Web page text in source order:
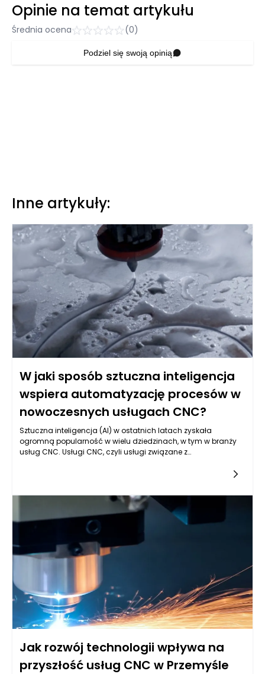
Opinie na temat artykułu
Średnia ocena (0)
Podziel się swoją opinią
Inne artykuły:
W jaki sposób sztuczna inteligencja
wspiera automatyzację procesów w
nowoczesnych usługach CNC?
Sztuczna inteligencja (AI) w ostatnich latach zyskała
ogromną popularność w wielu dziedzinach, w tym w branży
usług CNC. Usługi CNC, czyli usługi związane z
tworzyw sztucznych, stanowią kluczowy element nowoczesnej
możliwościom uczenia maszynowego, sztuczna inteligencja
wprowadza innowacyjne rozwiązania, które znacząco
zwiększają efektywność i precyzję procesów produkcyjnych.
Współczesna automatyzacja procesów w usługach CNC nie
tylko pozwala na zmniejszenie kosztów produkcji, ale także na
skrócenie czasu realizacji zleceń oraz poprawę jakości
finalnych wyrobów.
Jak rozwój technologii wpływa na
przyszłość usług CNC w Przemyśle